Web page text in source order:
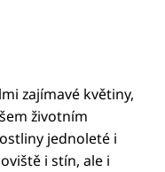
zajímavé květiny,
životním
jednoleté i
i stín, ale i